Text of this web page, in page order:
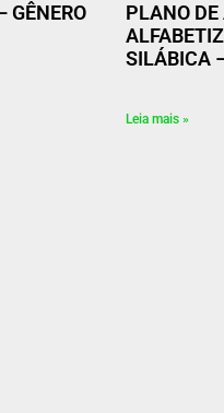
GÊNERO
PLANO
SILÁBICA
Leia mais »